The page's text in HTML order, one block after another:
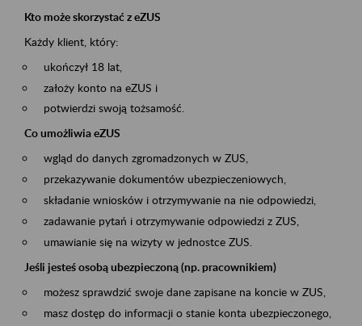
Kto może skorzystać z eZUS
Każdy klient, który:
ukończył 18 lat,
założy konto na eZUS i
potwierdzi swoją tożsamość.
Co umożliwia eZUS
wgląd do danych zgromadzonych w ZUS,
przekazywanie dokumentów ubezpieczeniowych,
składanie wniosków i otrzymywanie na nie odpowiedzi,
zadawanie pytań i otrzymywanie odpowiedzi z ZUS,
umawianie się na wizyty w jednostce ZUS.
Jeśli jesteś osobą ubezpieczoną (np. pracownikiem)
możesz sprawdzić swoje dane zapisane na koncie w ZUS,
masz dostęp do informacji o stanie konta ubezpieczonego,